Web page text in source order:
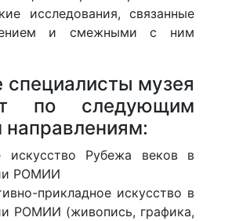
исследования, связанные
и смежными с ним
музея
по следующим
искусство Рубежа веков в
РОМИИ
прикладное искусство в
РОМИИ (живопись, графика,